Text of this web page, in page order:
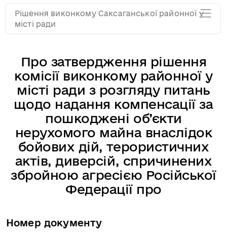
Про затвердження рішення
комісії виконкому районної у
місті ради з розгляду питань
щодо надання компенсації за
пошкоджені об’єкти
нерухомого майна внаслідок
бойових дій, терористичних
актів, диверсій, спричинених
збройною агресією Російської
Федерації про
Номер документу
Рішення виконкому Саксаганської районної у
місті ради
Засідання за 2010